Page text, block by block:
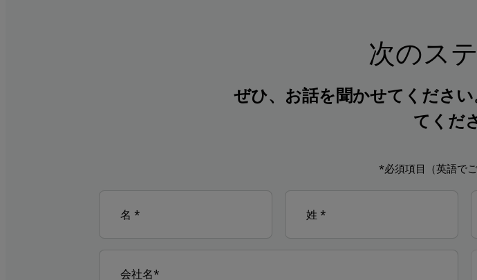
次のス
ぜひ、お話を聞かせてくださ
てくだ
*必須項目（英語で